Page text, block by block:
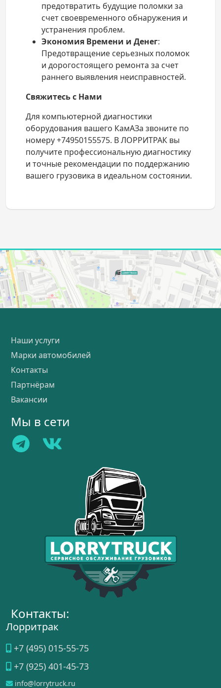
предотвратить будущие поломки за
счет своевременного обнаружения и
устранения проблем.
Экономия Времени и Денег:
Предотвращение серьезных поломок
и дорогостоящего ремонта за счет
раннего выявления неисправностей.
Свяжитесь с Нами
Для компьютерной диагностики
оборудования вашего КамАЗа звоните по
номеру +74950155575. В ЛОРРИТРАК вы
получите профессиональную диагностику
и точные рекомендации по поддержанию
вашего грузовика в идеальном состоянии.
Наши услуги
Марки автомобилей
Контакты
Партнёрам
Вакансии
Мы в сети
Контакты:
Лорритрак
+7 (495) 015-55-75
+7 (925) 401-45-73
info@lorrytruck.ru